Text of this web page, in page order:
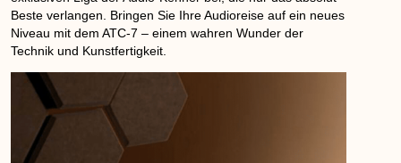
Beste verlangen. Bringen Sie Ihre Audioreise auf ein neues
Niveau mit dem ATC-7 – einem wahren Wunder der
Technik und Kunstfertigkeit.